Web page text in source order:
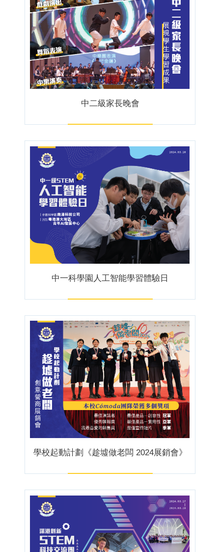
中二級家長晚會
中一科學園人工智能學習體驗日
學校起動計劃《趁墟做老闆 2024展銷會》